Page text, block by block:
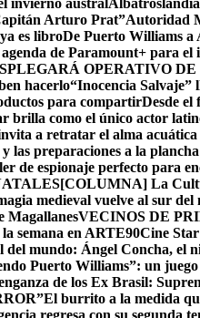
invierno austral
Arturo Prat”Autoridad
es libroDe Puerto Williams a
de Paramount+ para
OPERATIVO
hacerlo“Inocencia Salvaje”
para compartirDesde
brilla como el único actor
a retratar el alma
las preparaciones a la
de espionaje perfecto para
[COLUMNA] La
medieval vuelve al sur
MagallanesVECINOS DE
semana en ARTE90Cine
del mundo: Ángel Concha, el
Puerto Williams”: un
de los Ex Brasil:
El burrito a la medida